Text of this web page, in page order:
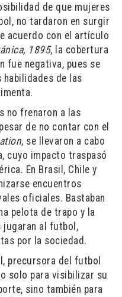
de que mujeres
no tardaron en surgir
acuerdo con el artículo
1895, la cobertura
fue negativa, pues se
habilidades de las
no frenaron a las
de no contar con el
, se llevaron a cabo
cuyo impacto traspasó
En Brasil, Chile y
encuentros
oficiales. Bastaban
pelota de trapo y la
jugaran al futbol,
por la sociedad.
precursora del futbol
solo para visibilizar su
sino también para